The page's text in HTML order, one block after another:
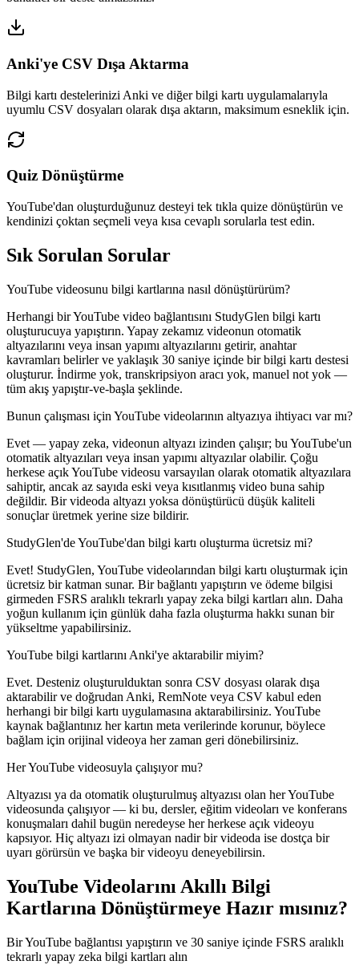
Anki'ye CSV Dışa Aktarma
Bilgi kartı destelerinizi Anki ve diğer bilgi kartı uygulamalarıyla
uyumlu CSV dosyaları olarak dışa aktarın, maksimum esneklik için.
Quiz Dönüştürme
YouTube'dan oluşturduğunuz desteyi tek tıkla quize dönüştürün ve
kendinizi çoktan seçmeli veya kısa cevaplı sorularla test edin.
Sık Sorulan Sorular
YouTube videosunu bilgi kartlarına nasıl dönüştürürüm?
Herhangi bir YouTube video bağlantısını StudyGlen bilgi kartı
oluşturucuya yapıştırın. Yapay zekamız videonun otomatik
altyazılarını veya insan yapımı altyazılarını getirir, anahtar
kavramları belirler ve yaklaşık 30 saniye içinde bir bilgi kartı destesi
oluşturur. İndirme yok, transkripsiyon aracı yok, manuel not yok —
tüm akış yapıştır-ve-başla şeklinde.
Bunun çalışması için YouTube videolarının altyazıya ihtiyacı var mı?
Evet — yapay zeka, videonun altyazı izinden çalışır; bu YouTube'un
otomatik altyazıları veya insan yapımı altyazılar olabilir. Çoğu
herkese açık YouTube videosu varsayılan olarak otomatik altyazılara
sahiptir, ancak az sayıda eski veya kısıtlanmış video buna sahip
değildir. Bir videoda altyazı yoksa dönüştürücü düşük kaliteli
sonuçlar üretmek yerine size bildirir.
StudyGlen'de YouTube'dan bilgi kartı oluşturma ücretsiz mi?
Evet! StudyGlen, YouTube videolarından bilgi kartı oluşturmak için
ücretsiz bir katman sunar. Bir bağlantı yapıştırın ve ödeme bilgisi
girmeden FSRS aralıklı tekrarlı yapay zeka bilgi kartları alın. Daha
yoğun kullanım için günlük daha fazla oluşturma hakkı sunan bir
yükseltme yapabilirsiniz.
YouTube bilgi kartlarını Anki'ye aktarabilir miyim?
Evet. Desteniz oluşturulduktan sonra CSV dosyası olarak dışa
aktarabilir ve doğrudan Anki, RemNote veya CSV kabul eden
herhangi bir bilgi kartı uygulamasına aktarabilirsiniz. YouTube
kaynak bağlantınız her kartın meta verilerinde korunur, böylece
bağlam için orijinal videoya her zaman geri dönebilirsiniz.
Her YouTube videosuyla çalışıyor mu?
Altyazısı ya da otomatik oluşturulmuş altyazısı olan her YouTube
videosunda çalışıyor — ki bu, dersler, eğitim videoları ve konferans
konuşmaları dahil bugün neredeyse her herkese açık videoyu
kapsıyor. Hiç altyazı izi olmayan nadir bir videoda ise dostça bir
uyarı görürsün ve başka bir videoyu deneyebilirsin.
YouTube Videolarını Akıllı Bilgi
Kartlarına Dönüştürmeye Hazır mısınız?
Bir YouTube bağlantısı yapıştırın ve 30 saniye içinde FSRS aralıklı
tekrarlı yapay zeka bilgi kartları alın